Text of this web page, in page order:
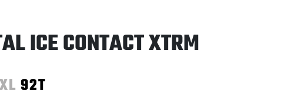
ICE CONTACT XTRM
XL 92T